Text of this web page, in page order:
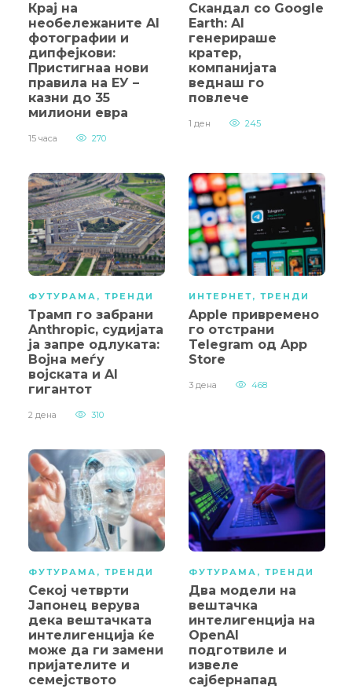
Крај на
необележаните AI
фотографии и
дипфејкови:
Пристигнаа нови
правила на ЕУ –
казни до 35
милиони евра
15 часа 270
Скандал со Google
Earth: AI
генерираше
кратер,
компанијата
веднаш го
повлече
1 ден 245
ФУТУРАМА , ТРЕНДИ
Трамп го забрани
Anthropic, судијата
ја запре одлуката:
Војна меѓу
војската и AI
гигантот
2 дена 310
ИНТЕРНЕТ, ТРЕНДИ
Apple привремено
го отстрани
Telegram од App
Store
3 дена 468
ФУТУРАМА , ТРЕНДИ
Секој четврти
Јапонец верува
дека вештачката
интелигенција ќе
може да ги замени
пријателите и
семејството
ФУТУРАМА , ТРЕНДИ
Два модели на
вештачка
интелигенција на
OpenAI
подготвиле и
извеле
сајбернапад